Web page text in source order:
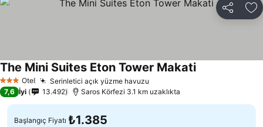
Paylaş
3 YıldızOtel Serinletici açık yüzme havuzu
The Mini Suites Eton Tower Makati
7,6 İyi 13.492 Saros Körfezi 3.1 km uzaklıkta
Başlangıç Fiyatı ₺1.385